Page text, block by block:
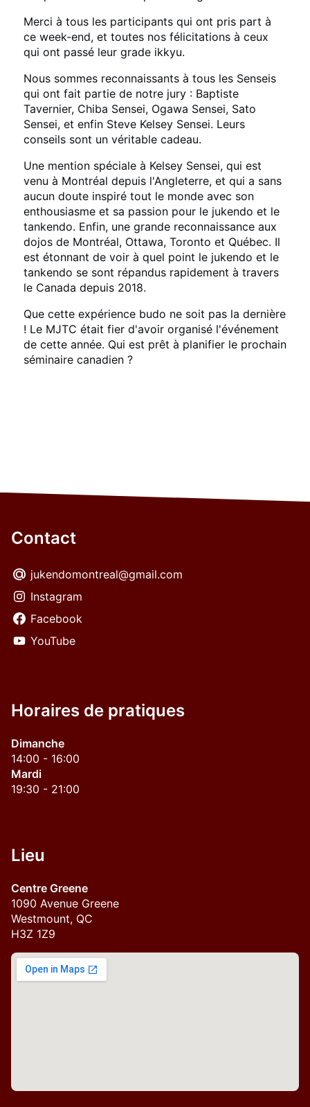
Merci à tous les participants qui ont pris part à
ce week-end, et toutes nos félicitations à ceux
qui ont passé leur grade ikkyu.
Nous sommes reconnaissants à tous les Senseis
qui ont fait partie de notre jury : Baptiste
Tavernier, Chiba Sensei, Ogawa Sensei, Sato
Sensei, et enfin Steve Kelsey Sensei. Leurs
conseils sont un véritable cadeau.
Une mention spéciale à Kelsey Sensei, qui est
venu à Montréal depuis l'Angleterre, et qui a sans
aucun doute inspiré tout le monde avec son
enthousiasme et sa passion pour le jukendo et le
tankendo. Enfin, une grande reconnaissance aux
dojos de Montréal, Ottawa, Toronto et Québec. Il
est étonnant de voir à quel point le jukendo et le
tankendo se sont répandus rapidement à travers
le Canada depuis 2018.
Que cette expérience budo ne soit pas la dernière
! Le MJTC était fier d'avoir organisé l'événement
de cette année. Qui est prêt à planifier le prochain
séminaire canadien ?
Contact
jukendomontreal@gmail.com
Instagram
Facebook
YouTube
Horaires de pratiques
Dimanche
14:00 - 16:00
Mardi
19:30 - 21:00
Lieu
Centre Greene
1090 Avenue Greene
Westmount, QC
H3Z 1Z9